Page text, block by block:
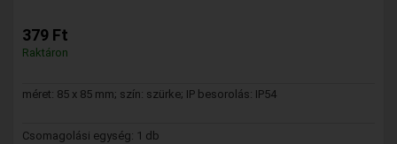
379 Ft
Raktáron
méret: 85 x 85 mm; szín: szürke; IP besorolás: IP54
Csomagolási egység: 1 db